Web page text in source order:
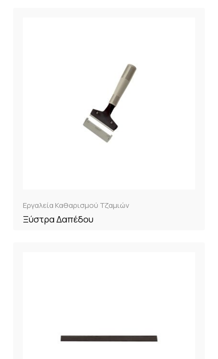
Εργαλεία Καθαρισμού Τζαμιών
Ξύστρα Δαπέδου